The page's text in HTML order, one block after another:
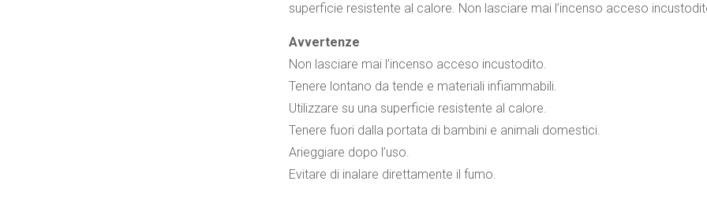
superficie resistente al calore. Non lasciare mai l’incenso acceso
Avvertenze
Non lasciare mai l’incenso acceso incustodito.
Tenere lontano da tende e materiali infiammabili.
Utilizzare su una superficie resistente al calore.
Tenere fuori dalla portata di bambini e animali domestici.
Arieggiare dopo l’uso.
Evitare di inalare direttamente il fumo.